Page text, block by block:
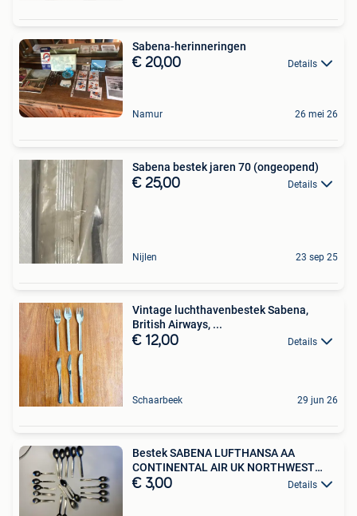
Sabena-herinneringen
€ 20,00 Details
Namur 26 mei 26
Sabena bestek jaren 70 (ongeopend)
€ 25,00 Details
Nijlen 23 sep 25
Vintage luchthavenbestek Sabena,
British Airways, ...
€ 12,00 Details
Schaarbeek 29 jun 26
Bestek SABENA LUFTHANSA AA
CONTINENTAL AIR UK NORTHWEST
KLM
€ 3,00 Details